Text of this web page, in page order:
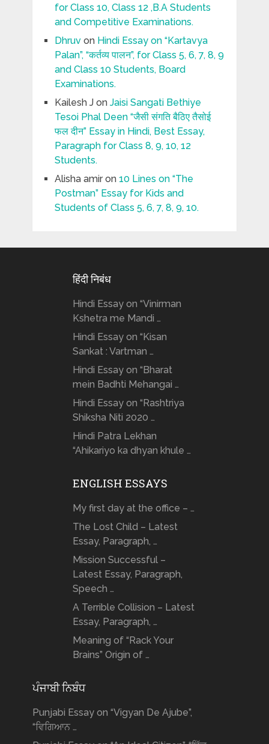
for Class 10, Class 12 ,B.A Students
and Competitive Examinations.
Dhruvon Hindi Essay on “Kartavya
Palan”, “कर्तव्य पालन”, for Class 5, 6, 7, 8, 9
and Class 10 Students, Board
Examinations.
Kailesh Jon Jaisi Sangati Bethiye
Tesoi Phal Deen “जैसी संगति बैठिए तैसोई
फल दीन” Essay in Hindi, Best Essay,
Paragraph for Class 8, 9, 10, 12
Students.
Alisha amiron 10 Lines on “The
Postman” Essay for Kids and
Students of Class 5, 6, 7, 8, 9, 10.
हिंदी निबंध
Hindi Essay on “Vinirman
Kshetra me Mandi …
Hindi Essay on “Kisan
Sankat : Vartman …
Hindi Essay on “Bharat
mein Badhti Mehangai …
Hindi Essay on “Rashtriya
Shiksha Niti 2020 …
Hindi Patra Lekhan
“Ahikariyo ka dhyan khule …
ENGLISH ESSAYS
My first day at the office – …
The Lost Child – Latest
Essay, Paragraph, …
Mission Successful –
Latest Essay, Paragraph,
Speech …
A Terrible Collision – Latest
Essay, Paragraph, …
Meaning of “Rack Your
Brains” Origin of …
ਪੰਜਾਬੀ ਨਿਬੰਧ
Punjabi Essay on “Vigyan De Ajube”,
“ਵਿਗਿਆਨ …